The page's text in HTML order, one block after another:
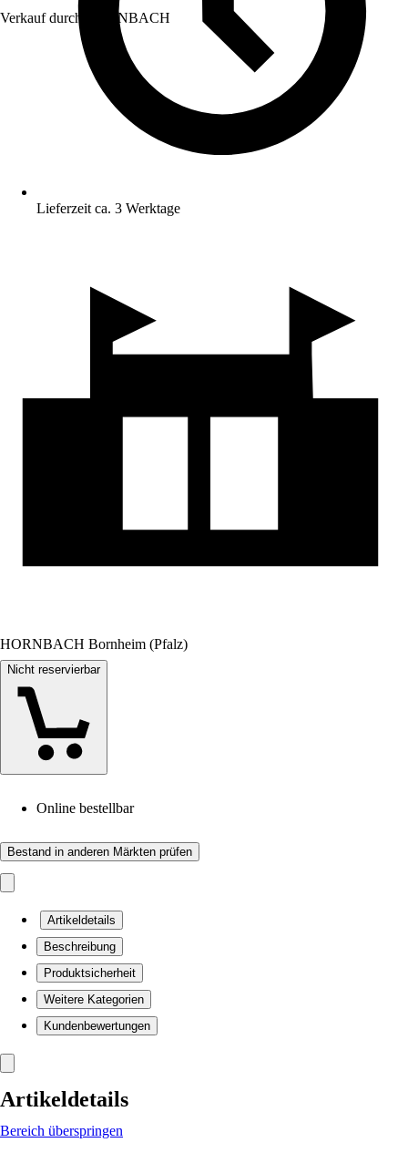
Verkauf durch: HORNBACH
Lieferzeit ca. 3 Werktage
HORNBACH Bornheim (Pfalz)
Nicht reservierbar
Online bestellbar
Bestand in anderen Märkten prüfen
Artikeldetails
Beschreibung
Produktsicherheit
Weitere Kategorien
Kundenbewertungen
Artikeldetails
Bereich überspringen